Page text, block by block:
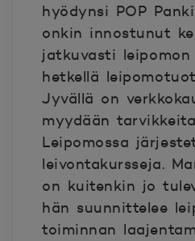
hyödynsi POP
onkin innostunut
jatkuvasti
hetkellä
Jyvällä on
myydään
Leipomossa
leivontakursseja.
on kuitenkin jo
hän suunnittelee
toiminnan